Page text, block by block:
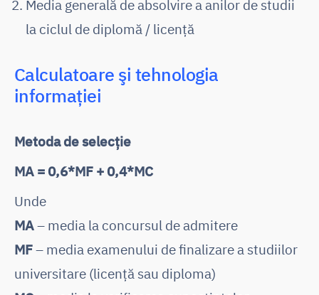
Media generală de absolvire a anilor de studii
la ciclul de diplomă / licență
Calculatoare şi tehnologia
informației
Metoda de selecție
MA = 0,6*MF + 0,4*MC
Unde
MA– media la concursul de admitere
MF– media examenului de finalizare a studiilor
universitare (licență sau diploma)